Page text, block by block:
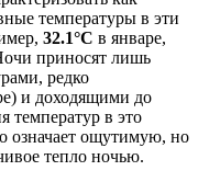
температуры в эти
32.1°C в январе,
приносят лишь
редко
и доходящими до
температур в это
означает ощутимую, но
тепло ночью.